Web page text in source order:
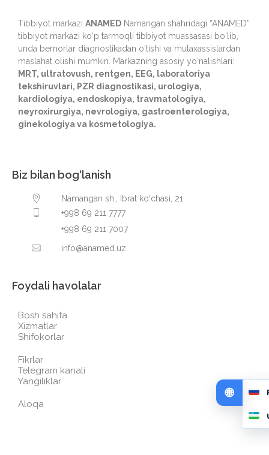
Tibbiyot markazi ANAMED Namangan shahridagi “ANAMED”
tibbiyot markazi ko‘p tarmoqli tibbiyot muassasasi bo‘lib,
unda bemorlar diagnostikadan o‘tishi va mutaxassislardan
maslahat olishi mumkin. Markazning asosiy yo‘nalishlari:
MRT, ultratovush, rentgen, EEG, laboratoriya
tekshiruvlari, PZR diagnostikasi, urologiya,
kardiologiya, endoskopiya, travmatologiya,
neyroxirurgiya, nevrologiya, gastroenterologiya,
ginekologiya va kosmetologiya.
Biz bilan bog‘lanish
Namangan sh., Ibrat ko‘chasi, 21
+998 69 211 7777
+998 69 211 7007
info@anamed.uz
Foydali havolalar
Bosh sahifa
Xizmatlar
Shifokorlar
Fikrlar
Telegram kanali
Yangiliklar
Aloqa